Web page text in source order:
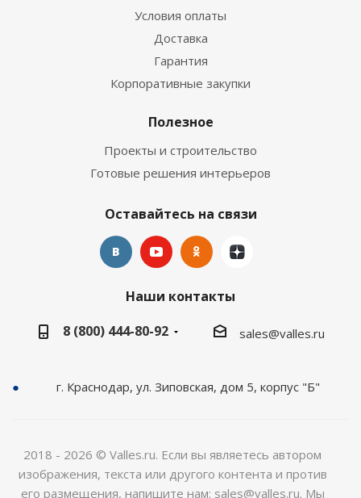
Условия оплаты
Доставка
Гарантия
Корпоративные закупки
Полезное
Проекты и строительство
Готовые решения интерьеров
Оставайтесь на связи
Наши контакты
8 (800) 444-80-92
sales@valles.ru
г. Краснодар, ул. Зиповская, дом 5, корпус "Б"
2018 - 2026 © Valles.ru. Если вы являетесь автором
изображения, текста или другого контента и против
его размещения, напишите нам: sales@valles.ru. Мы